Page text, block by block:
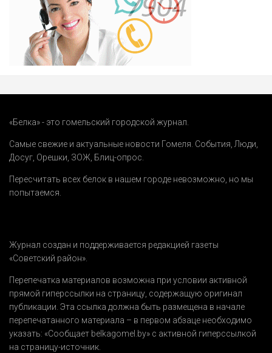
«Белка» - это гомельский городской журнал.
Самые свежие и актуальные новости Гомеля. События,Люди,
Досуг, Орешки, ЗОЖ, Блиц-опрос.
Пересчитать всех белок в нашем городе невозможно, но мы
попытаемся.
Журнал создан и поддерживается редакцией газеты
«Советский район».
Перепечатка материалов возможна при условии активной
прямой гиперссылки на страницу, содержащую оригинал
публикации. Эта ссылка должна быть размещена в начале
перепечатанного материала – в первом абзаце необходимо
указать: «Сообщает belkagomel.by» с активной гиперссылкой
на страницу-источник.